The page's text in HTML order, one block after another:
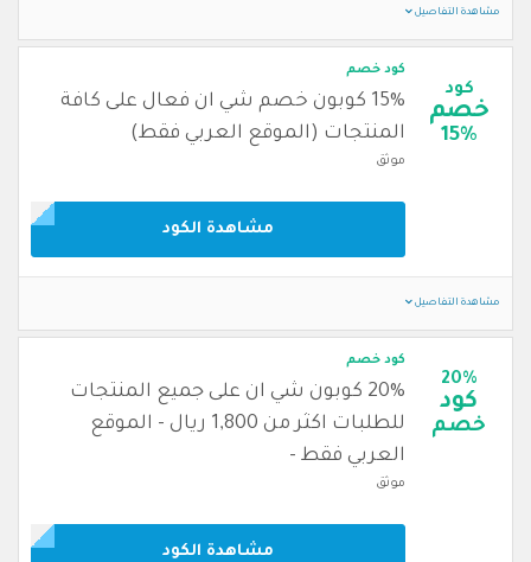
مشاهدة التفاصيل
كود
خصم
15%
كود خصم
15% كوبون خصم شي ان فعال على كافة
المنتجات (الموقع العربي فقط)
موثق
مشاهدة الكود
مشاهدة التفاصيل
20%
كود
خصم
كود خصم
20% كوبون شي ان على جميع المنتجات
للطلبات اكثر من 1,800 ريال - الموقع
العربي فقط -
موثق
مشاهدة الكود